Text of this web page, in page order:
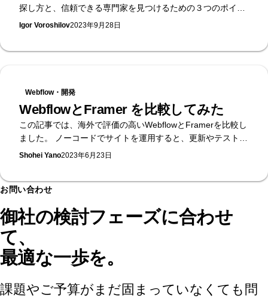
探し方と、信頼できる専門家を見つけるための３つのポイン
トIgor Voroshilov2023年9月28日
Webflow・開発
WebflowとFramer を比較してみた
この記事では、海外で評価の高いWebflowとFramerを比較し
ました。 ノーコードでサイトを運用すると、更新やテスト、
分析・改善が素早くでき、管理も簡単です。 フリーランスデ
「日本語対応のSTUDIOか、世界で人気のWebflowやFramer
本記事が選択の参考になれば幸いです。
Shohei Yano2023年6月23日
お問い合わせ
御社の検討フェーズに合わせ
て、
最適な一歩を。
課題やご予算がまだ固まっていなくても問